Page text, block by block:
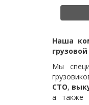
Наша
Мы
СТО,
а также